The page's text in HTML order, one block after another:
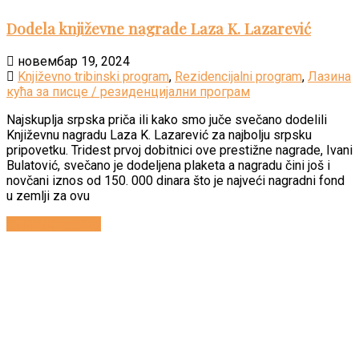
Dodela književne nagrade Laza K. Lazarević
новембар 19, 2024
Književno tribinski program, Rezidencijalni program, Лазина
кућа за писце / резиденцијални програм
Najskuplja srpska priča ili kako smo juče svečano dodelili
Književnu nagradu Laza K. Lazarević za najbolju srpsku
pripovetku. Tridest prvoj dobitnici ove prestižne nagrade, Ivani
Bulatović, svečano je dodeljena plaketa a nagradu čini još i
novčani iznos od 150. 000 dinara što je najveći nagradni fond
u zemlji za ovu